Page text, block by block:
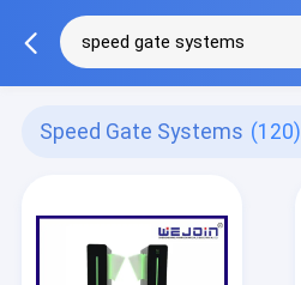
Speed Gate Systems (120)